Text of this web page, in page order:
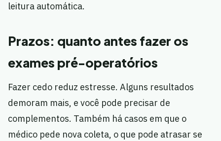
leitura automática.
Prazos: quanto antes fazer os
exames pré-operatórios
Fazer cedo reduz estresse. Alguns resultados
demoram mais, e você pode precisar de
complementos. Também há casos em que o
médico pede nova coleta, o que pode atrasar se